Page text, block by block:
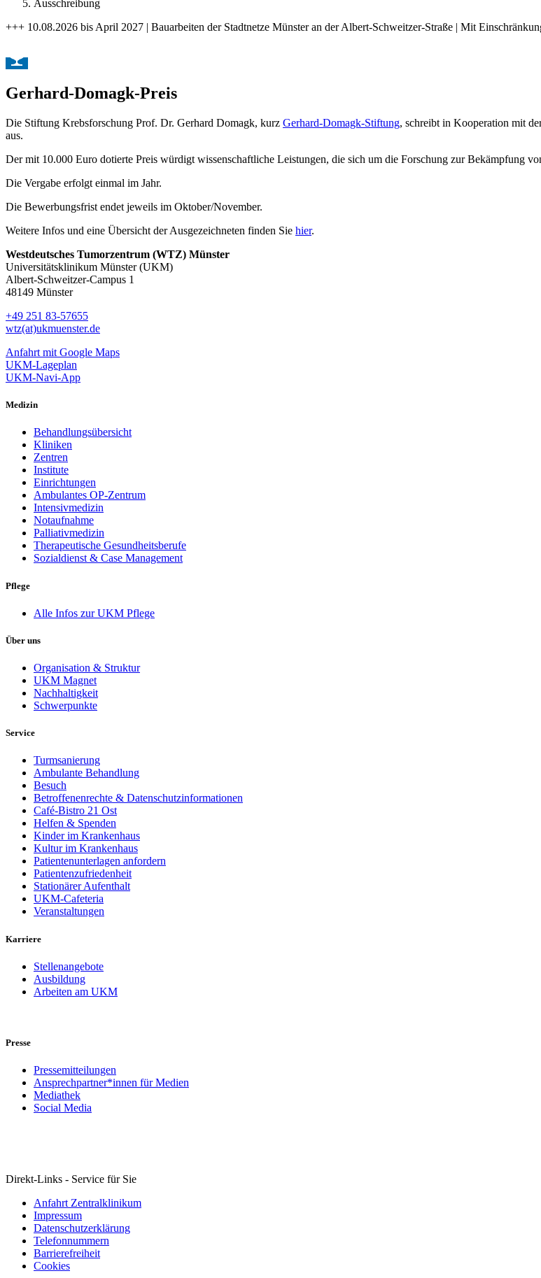
Ausschreibung
+++ 10.08.2026 bis April 2027 | Bauarbeiten der Stadtnetze Münster an der Albert-Schweitzer-Straße | Mit
Gerhard-Domagk-Preis
Die Stiftung Krebsforschung Prof. Dr. Gerhard Domagk, kurz Gerhard-Domagk-Stiftung, schreibt in Kooperation mit
aus.
Der mit 10.000 Euro dotierte Preis würdigt wissenschaftliche Leistungen, die sich um die Forschung zur Bekämpfung
Die Vergabe erfolgt einmal im Jahr.
Die Bewerbungsfrist endet jeweils im Oktober/November.
Weitere Infos und eine Übersicht der Ausgezeichneten finden Sie hier.
Westdeutsches Tumorzentrum (WTZ) Münster
Universitätsklinikum Münster (UKM)
Albert-Schweitzer-Campus 1
48149 Münster
+49 251 83-57655
wtz(at)ukmuenster.de
Anfahrt mit Google Maps
UKM-Lageplan
UKM-Navi-App
Medizin
Behandlungsübersicht
Kliniken
Zentren
Institute
Einrichtungen
Ambulantes OP-Zentrum
Intensivmedizin
Notaufnahme
Palliativmedizin
Therapeutische Gesundheitsberufe
Sozialdienst & Case Management
Pflege
Alle Infos zur UKM Pflege
Über uns
Organisation & Struktur
UKM Magnet
Nachhaltigkeit
Schwerpunkte
Service
Turmsanierung
Ambulante Behandlung
Besuch
Betroffenenrechte & Datenschutzinformationen
Café-Bistro 21 Ost
Helfen & Spenden
Kinder im Krankenhaus
Kultur im Krankenhaus
Patientenunterlagen anfordern
Patientenzufriedenheit
Stationärer Aufenthalt
UKM-Cafeteria
Veranstaltungen
Karriere
Stellenangebote
Ausbildung
Arbeiten am UKM
Presse
Pressemitteilungen
Ansprechpartner*innen für Medien
Mediathek
Social Media
Direkt-Links - Service für Sie
Anfahrt Zentralklinikum
Impressum
Datenschutzerklärung
Telefonnummern
Barrierefreiheit
Cookies